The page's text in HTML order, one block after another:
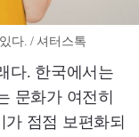
다. / 셔터스톡
다. 한국에서는
문화가 여전히
점점 보편화되